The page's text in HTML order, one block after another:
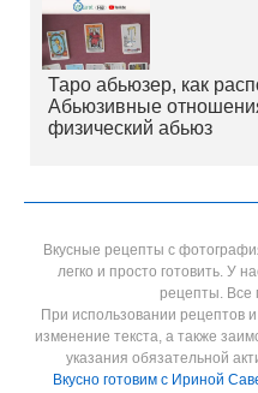
Таро абьюзер, как
Абьюзивные
физический абьюз
Вкусные рецепты с
легко и просто готовить. У
рецепты.
При использовании рецептов
изменение текста, а также
указания обязательной
Вкусно готовим с Ириной